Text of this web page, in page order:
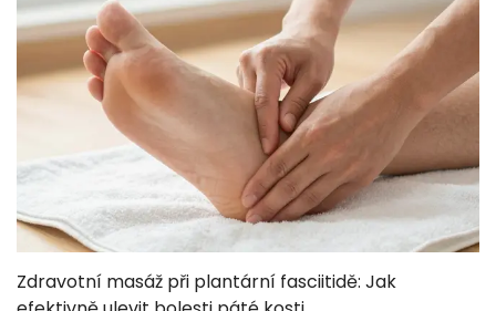
Zdravotní masáž při plantární fasciitidě: Jak